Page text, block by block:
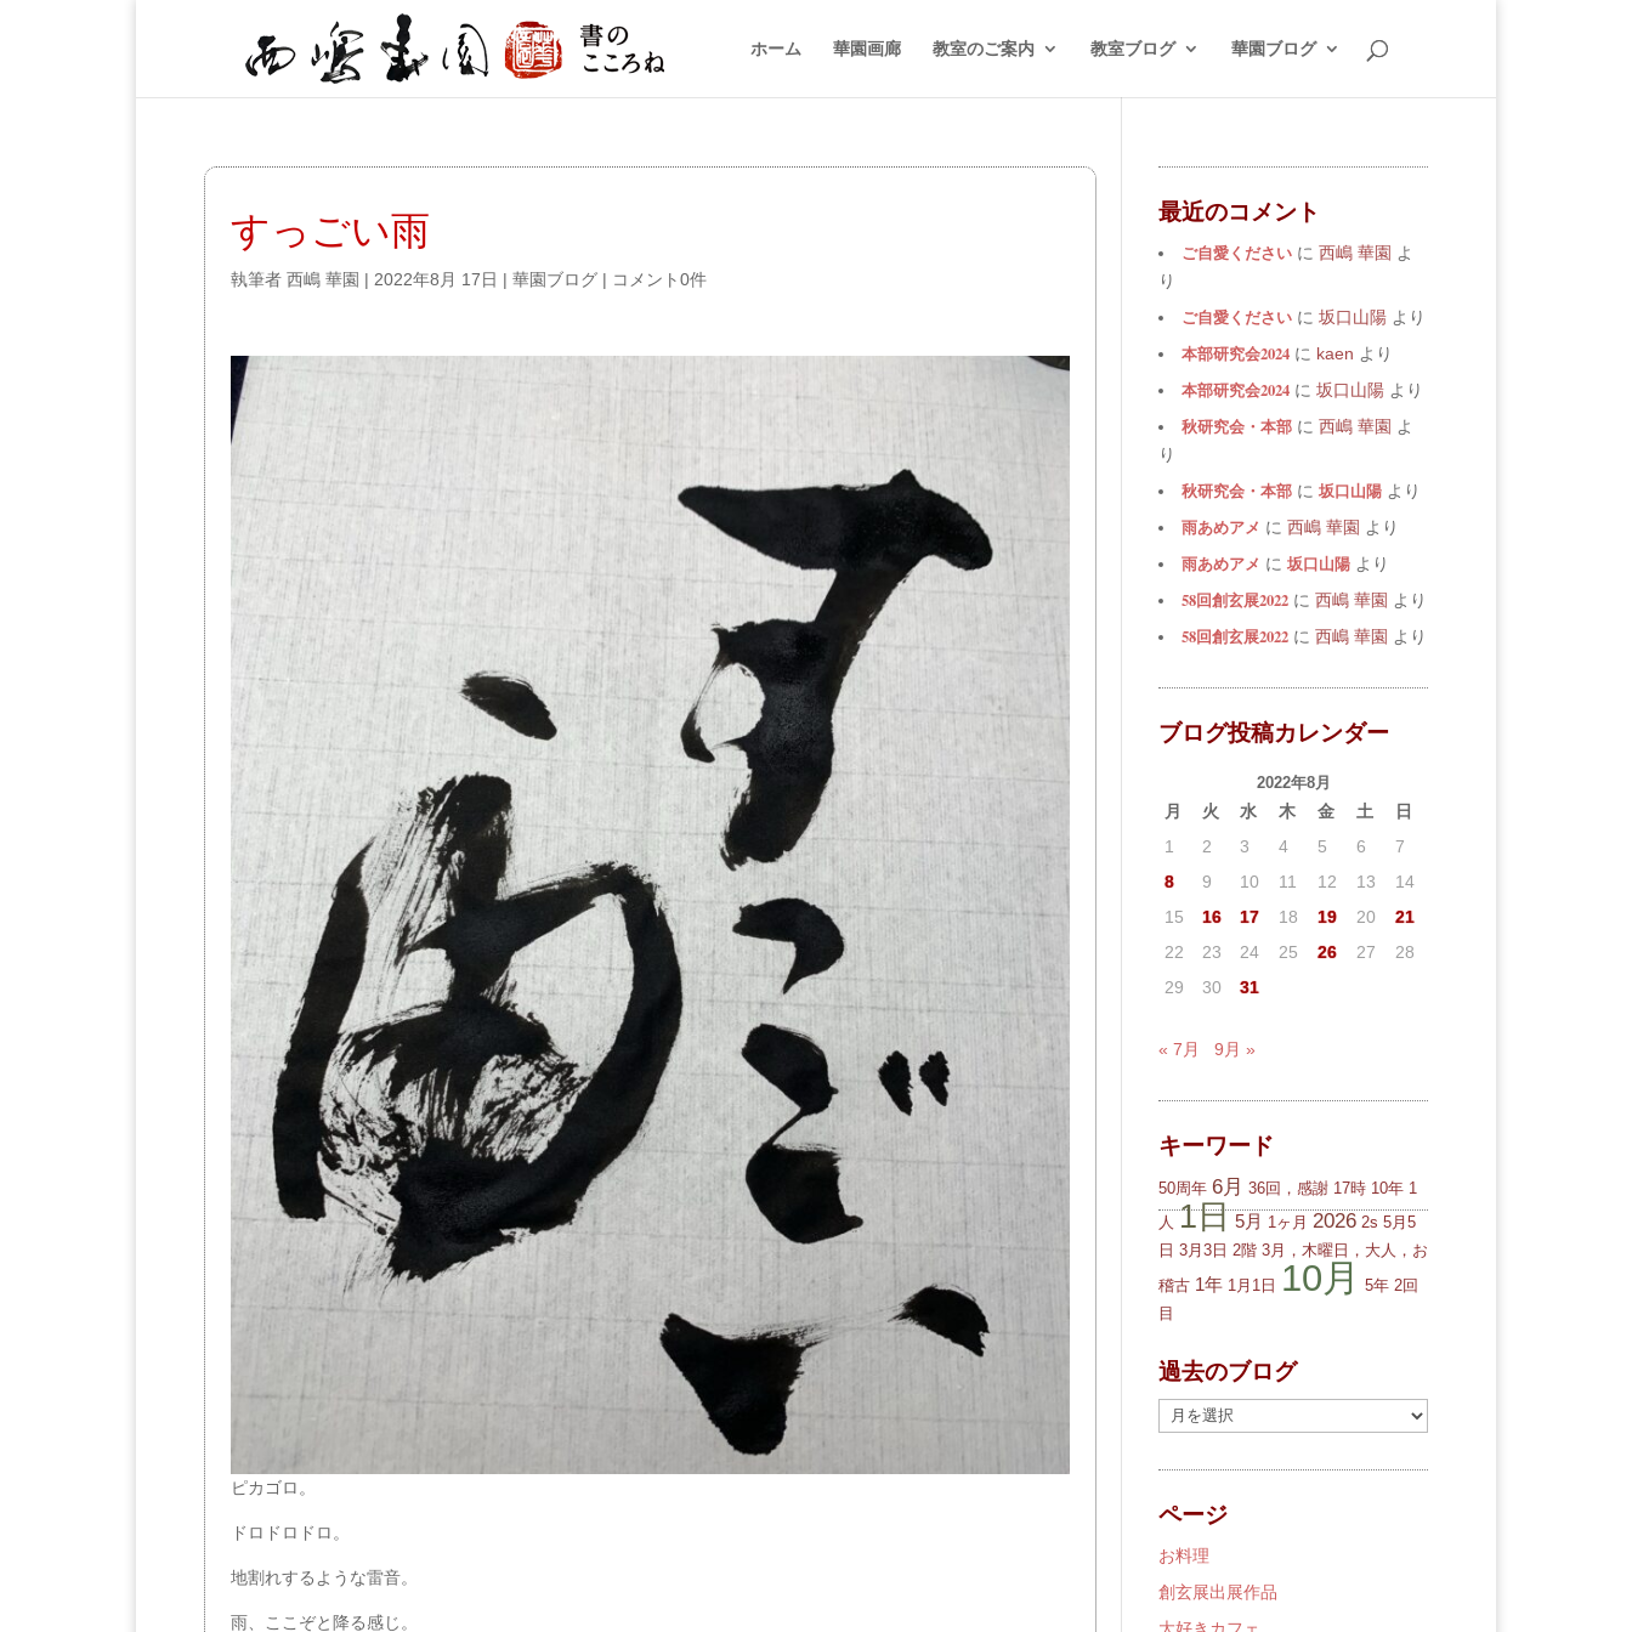
ホーム 華園画廊 教室のご案内 教室ブログ 華園ブログ
すっごい雨
執筆者 西嶋 華園 | 2022年8月 17日 | 華園ブログ | コメント0件
ピカゴロ。
ドロドロドロ。
地割れするような雷音。
雨、ここぞと降る感じ。
最近のコメント
ご自愛ください に 西嶋 華園 よ
り
ご自愛ください に 坂口山陽 より
本部研究会2024 に kaen より
本部研究会2024 に 坂口山陽 より
秋研究会・本部 に 西嶋 華園 よ
り
秋研究会・本部 に 坂口山陽 より
雨あめアメ に 西嶋 華園 より
雨あめアメ に 坂口山陽 より
58回創玄展2022 に 西嶋 華園 より
58回創玄展2022 に 西嶋 華園 より
ブログ投稿カレンダー
2022年8月
月 火 水 木 金 土
日
1
2 3 4 5 6
7
8
9 10 11 12 13
14
15
16 17 18 19 20
21
22
23 24 25 26 27
28
29
30 31
« 7月 9月 »
キーワード
50周年 6月 36回，感謝 17時 10年 1
人 1日 5月 1ヶ月 2026 2s 5月5
日 3月3日 2階 3月，木曜日，大人，お
稽古 1年 1月1日 10月 5年 2回
目
過去のブログ
去
の
ロ
グ
ページ
お料理
創玄展出展作品